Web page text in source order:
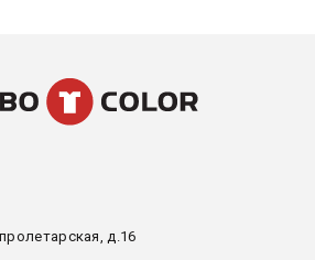
д.16